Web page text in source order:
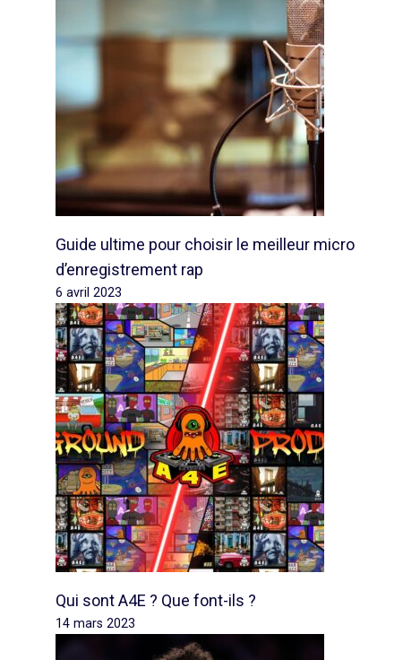
Guide ultime pour choisir le meilleur micro
d’enregistrement rap
6 avril 2023
Qui sont A4E ? Que font-ils ?
14 mars 2023